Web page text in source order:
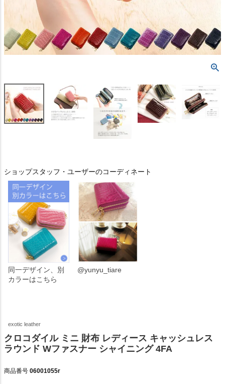
ショップスタッフ・ユーザーのコーディネート
同一デザイン、別
カラーはこちら
@yunyu_tiare
exotic leather
クロコダイル ミニ 財布 レディース キャッシュレス
ラウンド Wファスナー シャイニング 4FA
商品番号 06001055r